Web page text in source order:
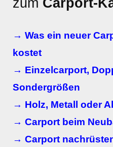
zum Carport-
→ Was ein neuer
kostet
→ Einzelcarport,
Sondergrößen
→ Holz, Metall oder
→ Carport beim
→ Carport